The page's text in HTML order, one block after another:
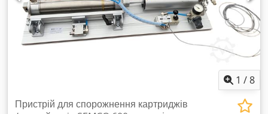
1 /8
Пристрій для спорожнення картриджів